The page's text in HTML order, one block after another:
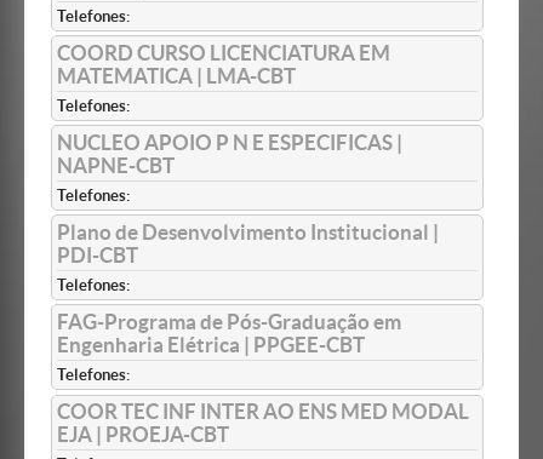
Telefones:
COORD CURSO LICENCIATURA EM
MATEMATICA | LMA-CBT
Telefones:
NUCLEO APOIO P N E ESPECIFICAS |
NAPNE-CBT
Telefones:
Plano de Desenvolvimento Institucional |
PDI-CBT
Telefones:
FAG-Programa de Pós-Graduação em
Engenharia Elétrica | PPGEE-CBT
Telefones:
COOR TEC INF INTER AO ENS MED MODAL
EJA | PROEJA-CBT